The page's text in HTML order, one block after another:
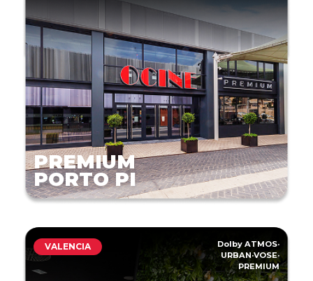
PREMIUM
PORTO PI
VALENCIA Dolby ATMOS·
URBAN·VOSE·
PREMIUM